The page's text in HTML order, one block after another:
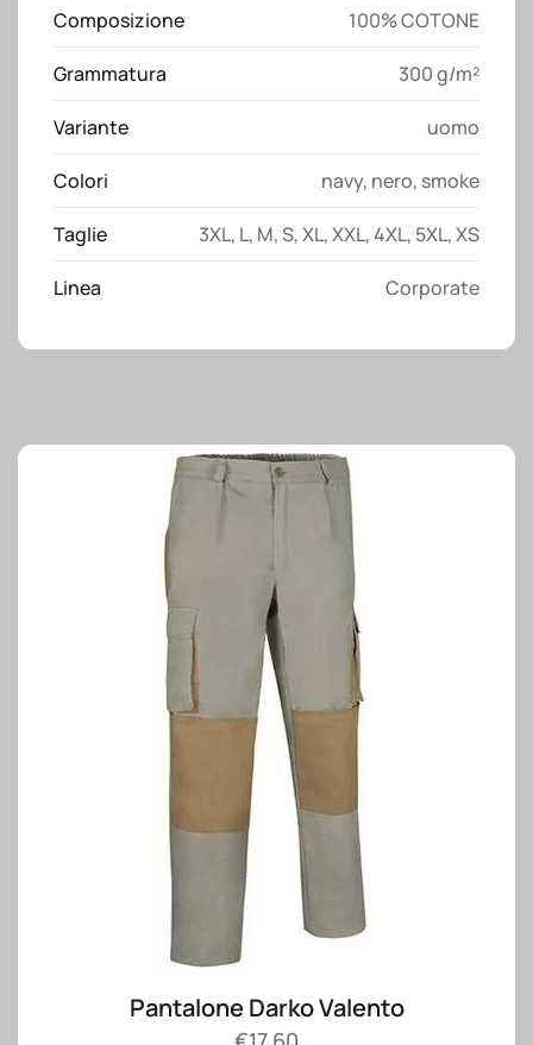
Composizione 100% COTONE
Grammatura 300 g/m²
Variante uomo
Colori navy, nero, smoke
Taglie 3XL, L, M,S,XL,XXL,4XL, 5XL,XS
Linea Corporate
Pantalone Darko Valento